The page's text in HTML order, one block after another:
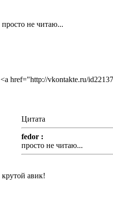
просто не читаю...
<a href="http://vkontakte.ru/
Цитата
fedor :
просто не читаю...
крутой авик!